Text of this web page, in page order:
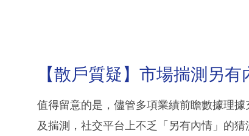
【散戶質疑】市場揣測另有
值得留意的是，儘管多項業績前瞻數據理
及揣測，社交平台上不乏「另有內情」的